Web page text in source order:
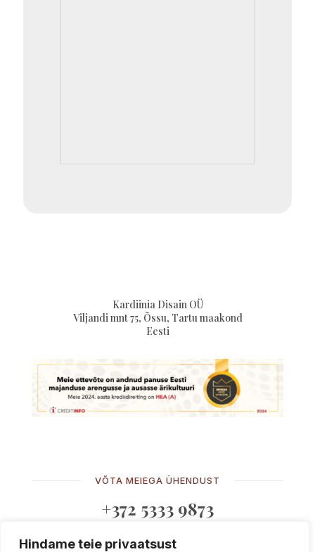
Hindame teie privaatsust
Kardiinia Disain OÜ
Viljandi mnt 75, Õssu, Tartu maakond
Eesti
VÕTA MEIEGA ÜHENDUST
+372 5333 9873